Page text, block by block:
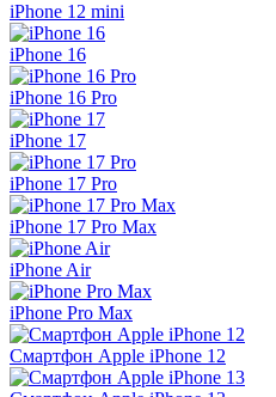
iPhone 12 mini
iPhone 16
iPhone 16 Pro
iPhone 17
iPhone 17 Pro
iPhone 17 Pro Max
iPhone Air
iPhone Pro Max
Смартфон Apple iPhone 12